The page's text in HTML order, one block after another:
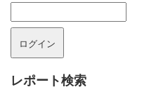
レポート検索